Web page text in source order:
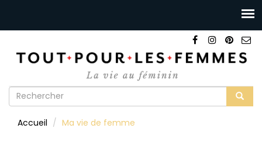
Formulaire
recherche
Accueil Ma vie de femme